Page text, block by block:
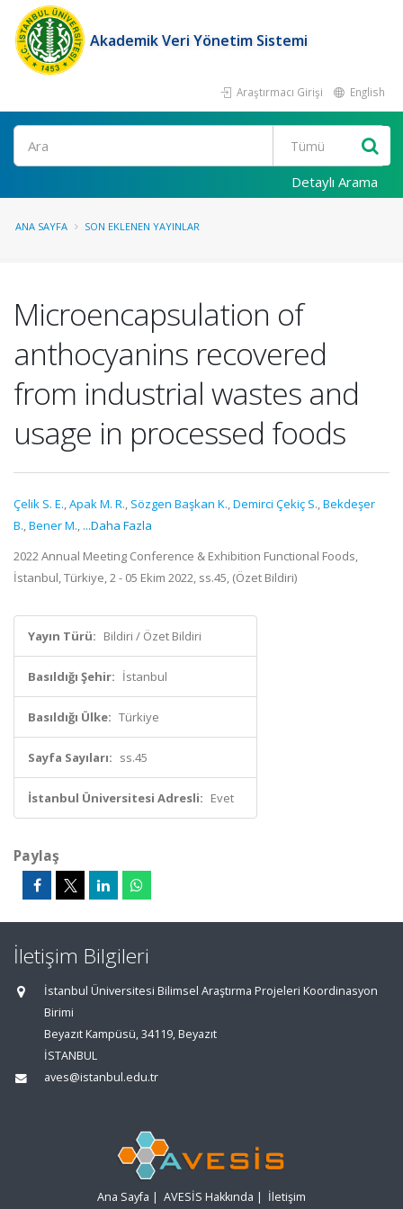
Akademik Veri Yönetim Sistemi
Araştırmacı Girişi English
Ara
Detaylı Arama
ANA SAYFA SON EKLENEN YAYINLAR
Microencapsulation of
anthocyanins recovered
from industrial wastes and
usage in processed foods
Çelik S. E.,Apak M. R., Sözgen Başkan K.,Demirci Çekiç S.,Bekdeşer
B.,Bener M., ...Daha Fazla
2022 Annual Meeting Conference & Exhibition Functional Foods,
İstanbul, Türkiye, 2 - 05 Ekim 2022, ss.45, (Özet Bildiri)
Yayın Türü: Bildiri / Özet Bildiri
Basıldığı Şehir: İstanbul
Basıldığı Ülke: Türkiye
Sayfa Sayıları: ss.45
İstanbul Üniversitesi Adresli: Evet
Paylaş
İletişim Bilgileri
İstanbul Üniversitesi Bilimsel Araştırma Projeleri Koordinasyon
Birimi
Beyazıt Kampüsü, 34119, Beyazıt
İSTANBUL
aves@istanbul.edu.tr
Ana Sayfa | AVESİS Hakkında | İletişim